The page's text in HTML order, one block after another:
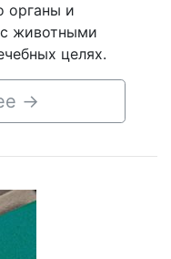
органы и
животными
целях.
→